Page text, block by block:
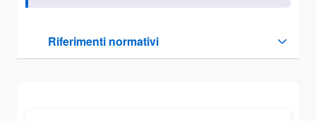
Riferimenti normativi
Sezione compressa